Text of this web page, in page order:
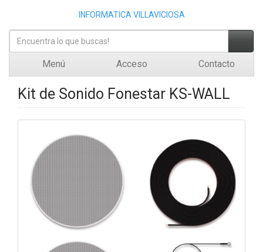
INFORMATICA VILLAVICIOSA
Menú Acceso Contacto
Kit de Sonido Fonestar KS-WALL